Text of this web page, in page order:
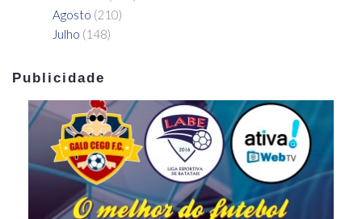
Agosto (210)
Julho (148)
Publicidade